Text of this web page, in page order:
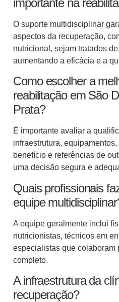
O suporte multidisciplinar
aspectos da recuperação,
nutricional, sejam tratados
aumentando a eficácia e a
Como escolher a
reabilitação em São
Prata?
É importante avaliar a
infraestrutura,
benefício e referências de
uma decisão segura e
Quais profissionais
equipe
A equipe geralmente inclui
nutricionistas, técnicos em
especialistas que colaboram
completo.
A infraestrutura da
recuperação?